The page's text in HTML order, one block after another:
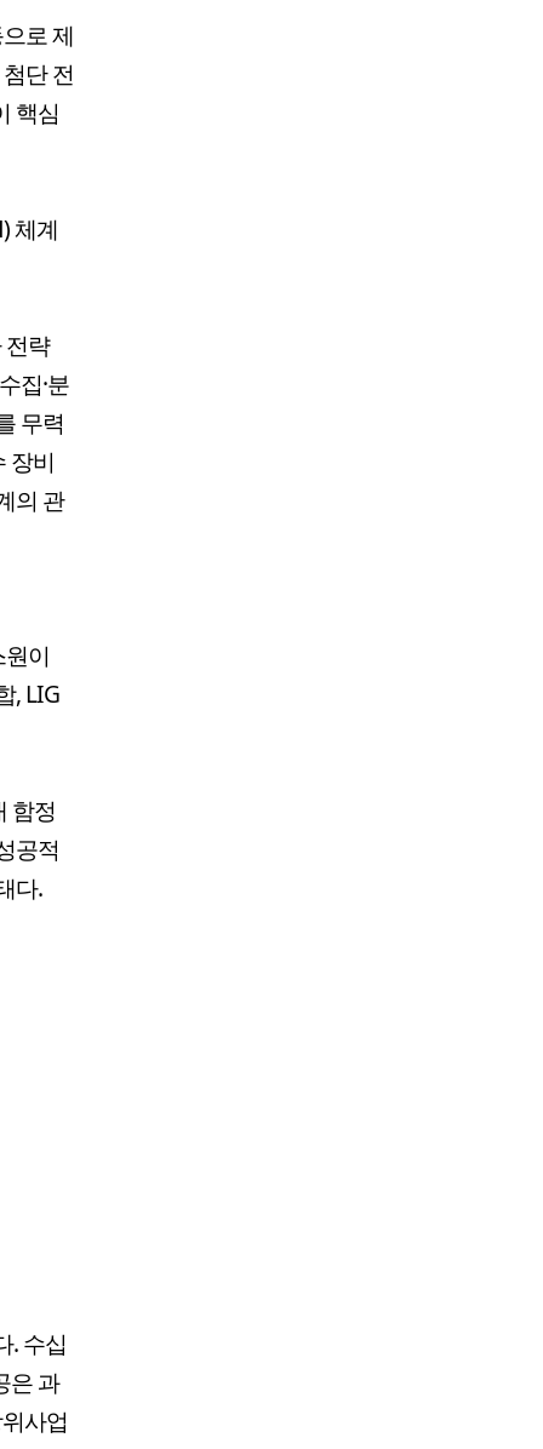
로 제
단 전
핵심
체계
전략
집·분
무력
장비
의 관
이
, LIG
함정
공적
다.
. 수십
은 과
사업